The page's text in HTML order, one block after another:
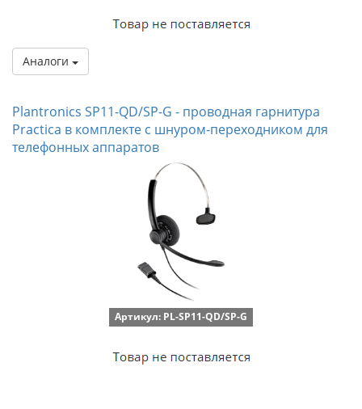
Аналоги
Plantronics SP11-QD/SP-G - проводная гарнитура
Practica в комплекте с шнуром-переходником для
телефонных аппаратов
Артикул: PL-SP11-QD/SP-G